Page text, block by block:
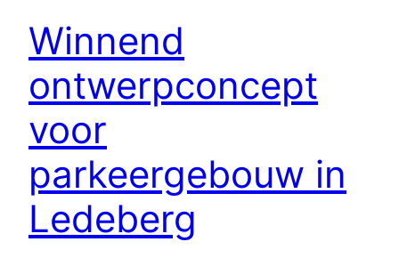
Winnend
ontwerpconcept
voor
parkeergebouw in
Ledeberg